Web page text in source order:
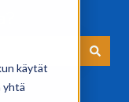
käytät
yhtä
on tyhjä.